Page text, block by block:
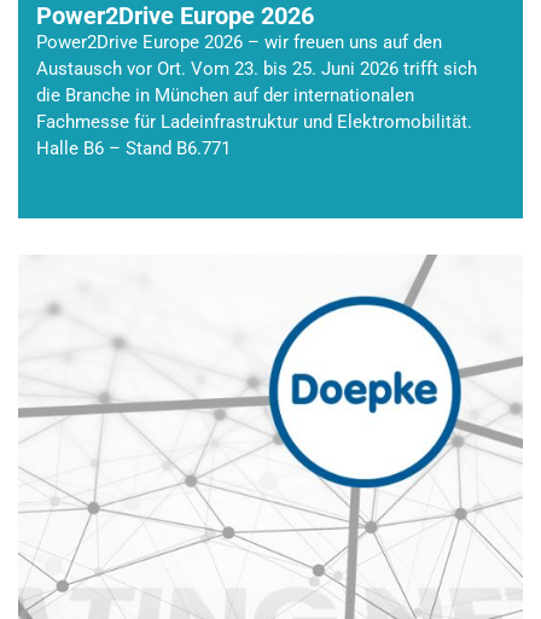
Power2Drive Europe 2026
Power2Drive Europe 2026 – wir freuen uns auf den
Austausch vor Ort. Vom 23. bis 25. Juni 2026 trifft sich
die Branche in München auf der internationalen
Fachmesse für Ladeinfrastruktur und Elektromobilität.
Halle B6 – Stand B6.771